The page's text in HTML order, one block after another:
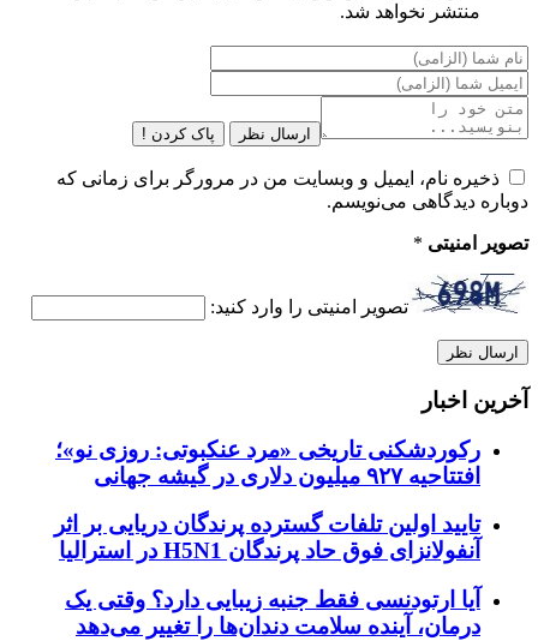
منتشر نخواهد شد.
ارسال نظر پاک کردن !
ذخیره نام، ایمیل و وبسایت من در مرورگر برای زمانی که
دوباره دیدگاهی می‌نویسم.
تصویر امنیتی *
تصویر امنیتی را وارد کنید:
آخرین اخبار
رکوردشکنی تاریخی «مرد عنکبوتی: روزی نو»؛
افتتاحیه ۹۲۷ میلیون دلاری در گیشه جهانی
تایید اولین تلفات گسترده پرندگان دریایی بر اثر
آنفولانزای فوق حاد پرندگان H5N1 در استرالیا
آیا ارتودنسی فقط جنبه زیبایی دارد؟ وقتی یک
درمان، آینده سلامت دندان‌ها را تغییر می‌دهد